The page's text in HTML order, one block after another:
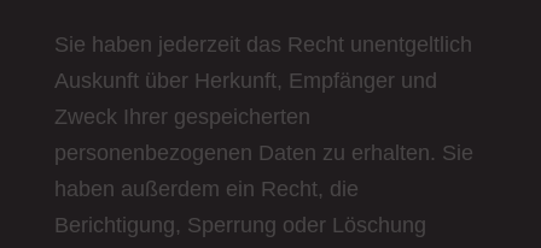
Sie haben jederzeit das Recht unentgeltlich
Auskunft über Herkunft, Empfänger und
Zweck Ihrer gespeicherten
personenbezogenen Daten zu erhalten. Sie
haben außerdem ein Recht, die
Berichtigung, Sperrung oder Löschung